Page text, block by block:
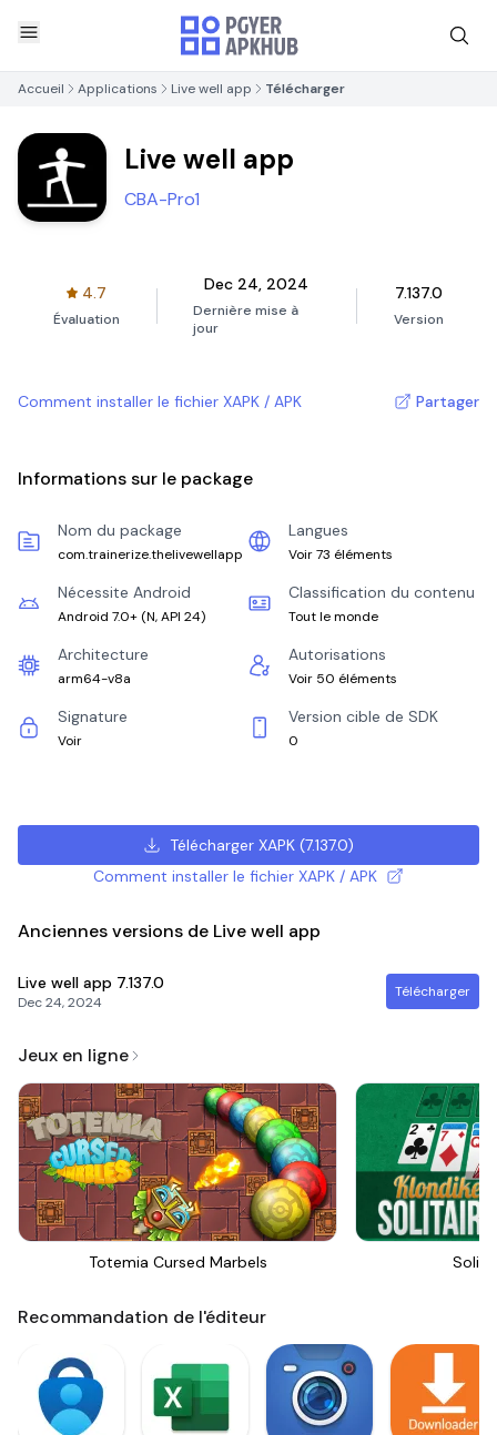
Accueil Applications Live well app Télécharger
Live well app
CBA-Pro1
4.7
Évaluation
Dec 24, 2024
Dernière mise à
jour
7.137.0
Version
Comment installer le fichier XAPK / APK Partager
Informations sur le package
Nom du package
com.trainerize.thelivewellapp
Langues
Voir 73 éléments
Nécessite Android
Android 7.0+ (N, API 24)
Classification du contenu
Tout le monde
Architecture
arm64-v8a
Autorisations
Voir 50 éléments
Signature
Voir
Version cible de SDK
0
Télécharger XAPK(7.137.0)
Comment installer le fichier XAPK / APK
Anciennes versions de Live well app
Live well app 7.137.0
Dec 24, 2024
Télécharger
Jeux en ligne
Totemia Cursed Marbels
Recommandation de l'éditeur